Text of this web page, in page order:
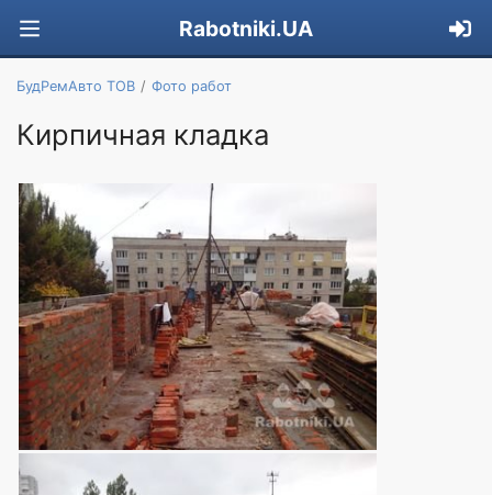
Rabotniki.UA
БудРемАвто ТОВ Фото работ
Кирпичная кладка